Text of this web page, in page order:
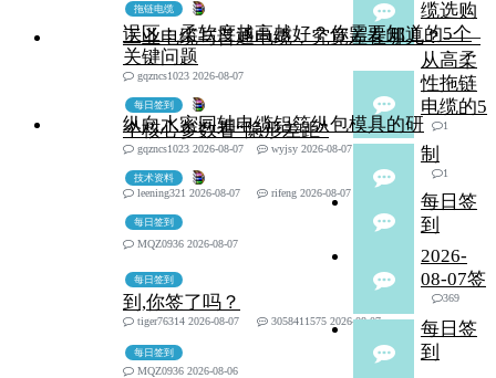
拖链电缆
缆选购
误区：柔软度越高越好？你需要知道的5个
关键问题
gqzncs1023 2026-08-07
每日签到
工业电缆与普通电缆，究竟差在哪儿？——
从高柔
性拖链
电缆的5
个核心参数看“隐形差距”
1
gqzncs1023 2026-08-07 wyjsy 2026-08-07
技术资料
纵向水密同轴电缆铝箔纵包模具的研
制
1
leening321 2026-08-07
rifeng 2026-08-07
每日签到
每日签
到
MQZ0936 2026-08-07
每日签到
2026-
08-07签
到,你签了吗？
369
tiger76314 2026-08-07 3058411575 2026-08-07
每日签到
每日签
到
MQZ0936 2026-08-06